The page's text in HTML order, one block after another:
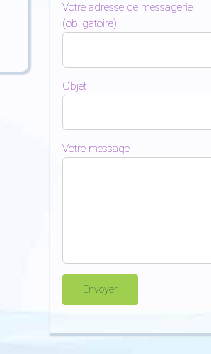
Votre adresse de messagerie
(obligatoire)
Objet
Votre message